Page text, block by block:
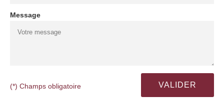
Message
(*) Champs obligatoire